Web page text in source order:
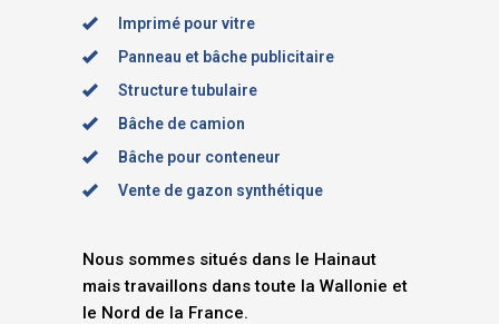
Imprimé pour vitre
Panneau et bâche publicitaire
Structure tubulaire
Bâche de camion
Bâche pour conteneur
Vente de gazon synthétique
Nous sommes situés dans le Hainaut
mais travaillons dans toute la Wallonie et
le Nord de la France.